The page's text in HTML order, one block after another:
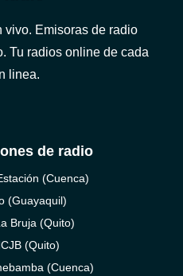
vivo. Emisoras de radio
Tu radios online de cada
linea.
de radio
(Cuenca)
(Guayaquil)
Bruja (Quito)
(Quito)
(Cuenca)